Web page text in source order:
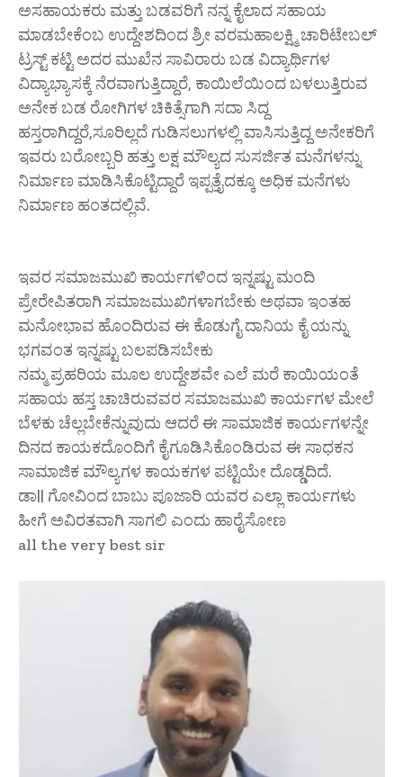
ಅಸಹಾಯಕರು ಮತ್ತು ಬಡವರಿಗೆ ನನ್ನ ಕೈಲಾದ ಸಹಾಯ
ಮಾಡಬೇಕೆಂಬ ಉದ್ದೇಶದಿಂದ ಶ್ರೀ ವರಮಹಾಲಕ್ಷ್ಮಿ ಚಾರಿಟೇಬಲ್
ಟ್ರಸ್ಟ್ ಕಟ್ಟಿ ಅದರ ಮುಖೆನ ಸಾವಿರಾರು ಬಡ ವಿದ್ಯಾರ್ಥಿಗಳ
ವಿದ್ಯಾಭ್ಯಾಸಕ್ಕೆ ನೆರವಾಗುತ್ತಿದ್ದಾರೆ, ಕಾಯಿಲೆಯಿಂದ ಬಳಲುತ್ತಿರುವ
ಅನೇಕ ಬಡ ರೋಗಿಗಳ ಚಿಕಿತ್ಸೆಗಾಗಿ ಸದಾ ಸಿದ್ದ
ಹಸ್ತರಾಗಿದ್ದರೆ,ಸೂರಿಲ್ಲದೆ ಗುಡಿಸಲುಗಳಲ್ಲಿ ವಾಸಿಸುತ್ತಿದ್ದ ಅನೇಕರಿಗೆ
ಇವರು ಬರೋಬ್ಬರಿ ಹತ್ತು ಲಕ್ಷ ಮೌಲ್ಯದ ಸುಸರ್ಜಿತ ಮನೆಗಳನ್ನು
ನಿರ್ಮಾಣ ಮಾಡಿಸಿಕೊಟ್ಟಿದ್ದಾರೆ ಇಪ್ಪತ್ತೈದಕ್ಕೂ ಅಧಿಕ ಮನೆಗಳು
ನಿರ್ಮಾಣ ಹಂತದಲ್ಲಿವೆ.
ಇವರ ಸಮಾಜಮುಖಿ ಕಾರ್ಯಗಳಿಂದ ಇನ್ನಷ್ಟು ಮಂದಿ
ಪ್ರೇರೇಪಿತರಾಗಿ ಸಮಾಜಮುಖಿಗಳಾಗಬೇಕು ಅಥವಾ ಇಂತಹ
ಮನೋಭಾವ ಹೊಂದಿರುವ ಈ ಕೊಡುಗೈ ದಾನಿಯ ಕೈ ಯನ್ನು
ಭಗವಂತ ಇನ್ನಷ್ಟು ಬಲಪಡಿಸಬೇಕು
ನಮ್ಮ ಪ್ರಹರಿಯ ಮೂಲ ಉದ್ದೇಶವೇ ಎಲೆ ಮರೆ ಕಾಯಿಯಂತೆ
ಸಹಾಯ ಹಸ್ತ ಚಾಚಿರುವವರ ಸಮಾಜಮುಖಿ ಕಾರ್ಯಗಳ ಮೇಲೆ
ಬೆಳಕು ಚೆಲ್ಲಬೇಕೆನ್ನುವುದು ಆದರೆ ಈ ಸಾಮಾಜಿಕ ಕಾರ್ಯಗಳನ್ನೇ
ದಿನದ ಕಾಯಕದೊಂದಿಗೆ ಕೈಗೂಡಿಸಿಕೊಂಡಿರುವ ಈ ಸಾಧಕನ
ಸಾಮಾಜಿಕ ಮೌಲ್ಯಗಳ ಕಾಯಕಗಳ ಪಟ್ಟಿಯೇ ದೊಡ್ಡದಿದೆ.
ಡಾ|| ಗೋವಿಂದ ಬಾಬು ಪೂಜಾರಿ ಯವರ ಎಲ್ಲಾ ಕಾರ್ಯಗಳು
ಹೀಗೆ ಅವಿರತವಾಗಿ ಸಾಗಲಿ ಎಂದು ಹಾರೈಸೋಣ
all the very best sir